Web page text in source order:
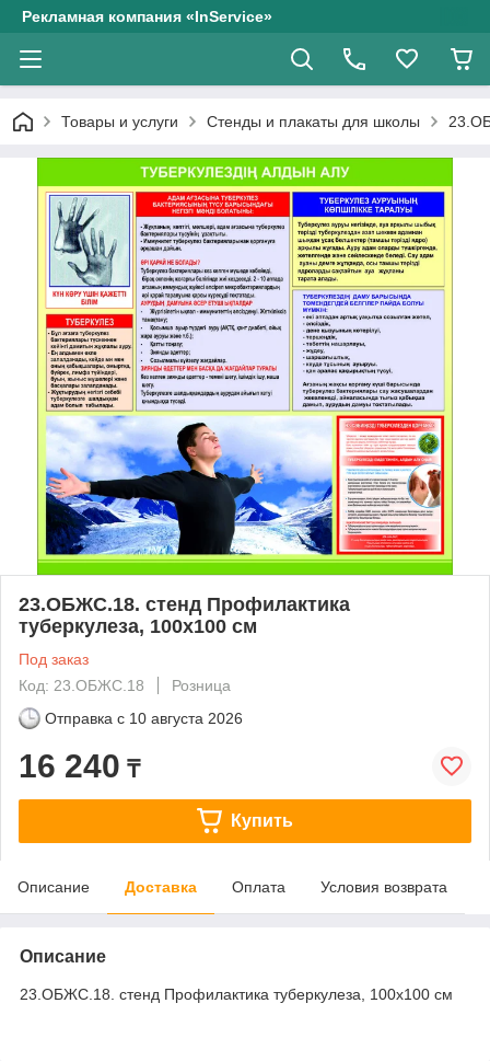
Рекламная компания «InService»
Товары и услуги Стенды и плакаты для школы
23.ОБЖС.18. стенд Профилактика
туберкулеза, 100х100 см
Под заказ
Код: 23.ОБЖС.18
Розница
Отправка с 10 августа 2026
16 240 ₸
Купить
Описание Доставка Оплата Условия возврата
Описание
23.ОБЖС.18. стенд Профилактика туберкулеза, 100х100 см